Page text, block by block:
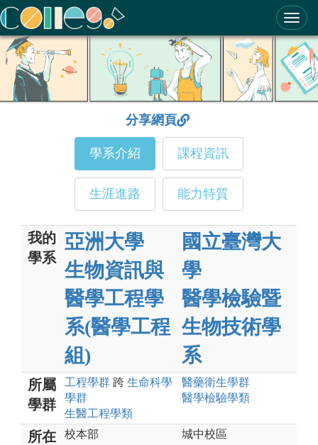
ColleGo! 大學選才與高中育才輔助系統
分享網頁
學系介紹 課程資訊
生涯進路 能力特質
我的
學系
亞洲大學
生物資訊與
醫學工程學
系(醫學工程
組)
國立臺灣大
學
醫學檢驗暨
生物技術學
系
所屬
學群
工程學群 跨 生命科學
學群
生醫工程學類
醫藥衛生學群
醫學檢驗學類
所在
校本部
城中校區